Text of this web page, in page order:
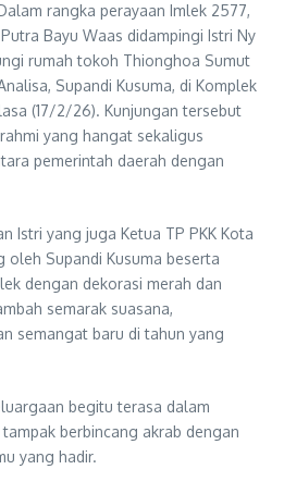
rangka perayaan Imlek 2577,
Bayu Waas didampingi Istri Ny
rumah tokoh Thionghoa Sumut
Supandi Kusuma, di Komplek
(17/2/26). Kunjungan tersebut
yang hangat sekaligus
pemerintah daerah dengan
Istri yang juga Ketua TP PKK Kota
oleh Supandi Kusuma beserta
dengan dekorasi merah dan
semarak suasana,
semangat baru di tahun yang
begitu terasa dalam
berbincang akrab dengan
yang hadir.